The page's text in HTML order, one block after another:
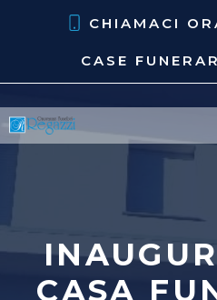
contenuto
CHIAMACI
CASE
CASA